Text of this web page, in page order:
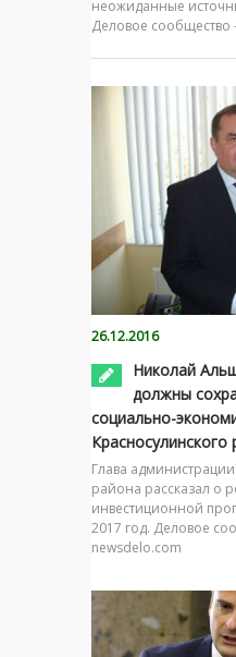
неожиданные
Деловое
26.12.2016
Николай
должны
социально-
Красносулинского
Глава
района рассказал о
инвестиционной
2017 год. Деловое
newsdelo.com